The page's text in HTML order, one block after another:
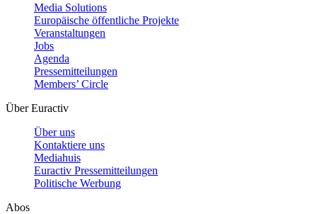
Media Solutions
Europäische öffentliche Projekte
Veranstaltungen
Jobs
Agenda
Pressemitteilungen
Members’ Circle
Über Euractiv
Über uns
Kontaktiere uns
Mediahuis
Euractiv Pressemitteilungen
Politische Werbung
Abos